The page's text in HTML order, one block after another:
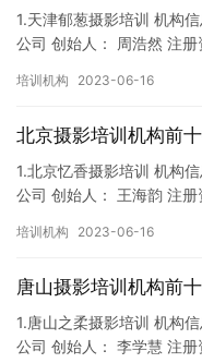
1.天津郁葱摄影培训 机构
公司 创始人： 周浩然 注
培训机构 2023-06-16
北京摄影培训机构前
1.北京忆香摄影培训 机构
公司 创始人： 王海韵 注
培训机构 2023-06-16
唐山摄影培训机构前
1.唐山之柔摄影培训 机构
公司 创始人： 李学慧 注